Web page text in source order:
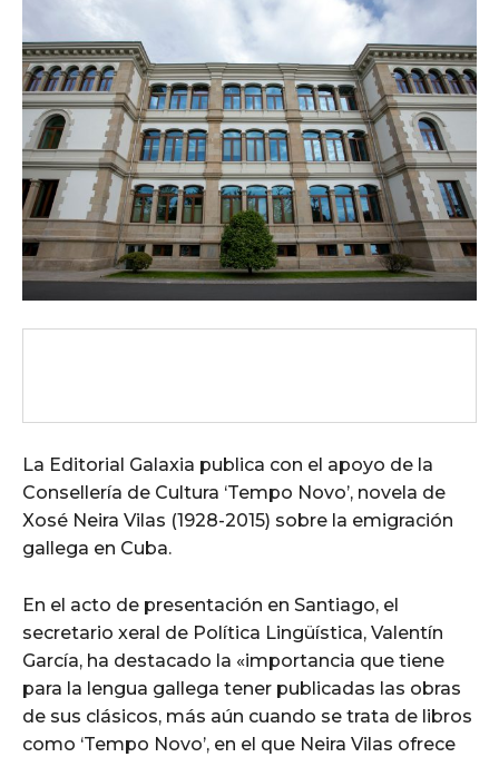
La Editorial Galaxia publica con el apoyo de la
Consellería de Cultura ‘Tempo Novo’, novela de
Xosé Neira Vilas (1928-2015) sobre la emigración
gallega en Cuba.
En el acto de presentación en Santiago, el
secretario xeral de Política Lingüística, Valentín
García, ha destacado la «importancia que tiene
para la lengua gallega tener publicadas las obras
de sus clásicos, más aún cuando se trata de libros
como ‘Tempo Novo’, en el que Neira Vilas ofrece